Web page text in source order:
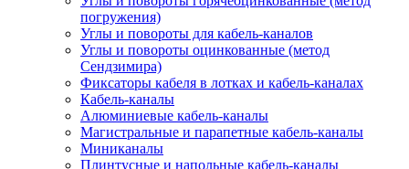
погружения)
Углы и повороты для кабель-каналов
Углы и повороты оцинкованные (метод
Сендзимира)
Фиксаторы кабеля в лотках и кабель-каналах
Кабель-каналы
Алюминиевые кабель-каналы
Магистральные и парапетные кабель-каналы
Миниканалы
Плинтусные и напольные кабель-каналы